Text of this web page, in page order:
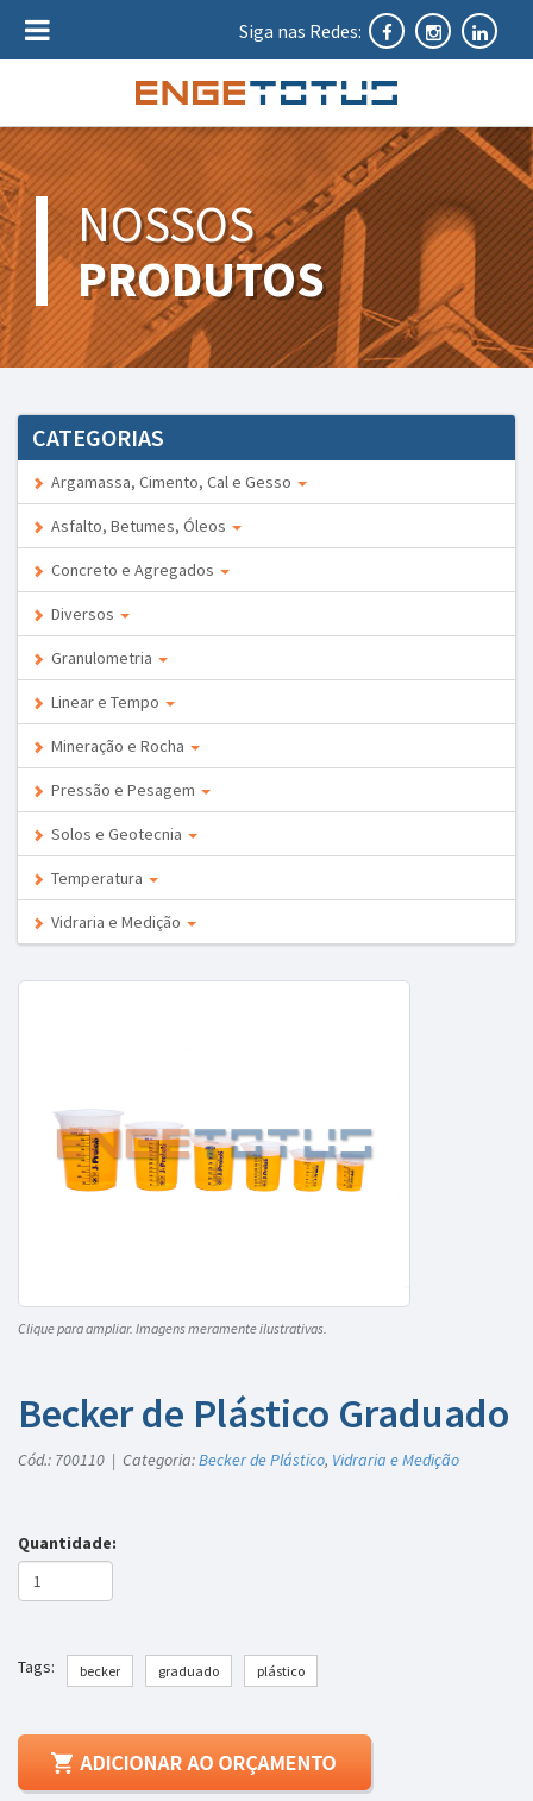
Siga nas Redes:
NOSSOS
PRODUTOS
CATEGORIAS
Argamassa, Cimento, Cal e Gesso
Asfalto, Betumes, Óleos
Concreto e Agregados
Diversos
Granulometria
Linear e Tempo
Mineração e Rocha
Pressão e Pesagem
Solos e Geotecnia
Temperatura
Vidraria e Medição
Clique para ampliar. Imagens meramente ilustrativas.
Becker de Plástico Graduado
Cód.: 700110 | Categoria:Becker de Plástico, Vidraria e Medição
Quantidade:
Tags: becker graduado plástico